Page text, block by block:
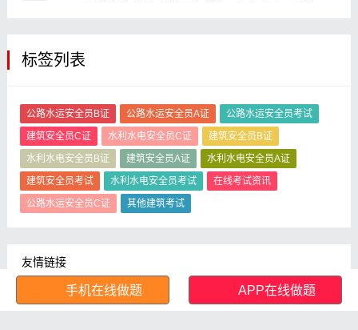
标签列表
公路水运安全员B证 公路水运安全员A证
公路水运安全员考试
建筑安全员C证
水利水电安全员C证
建筑安全员B证
水利水电安全员B证
建筑安全员A证
水利水电安全员A证
建筑安全员考试
水利水电安全员考试
在线考试资讯
公路水运安全员C证
其他建筑考试
友情链接
在线考试题库网
手机在线做题 APP在线做题